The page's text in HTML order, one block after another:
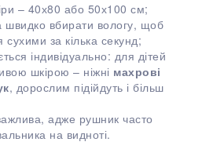
– 40х80 або 50х100 см;
швидко вбирати вологу, щоб
за кілька секунд;
індивідуально: для дітей
шкірою – ніжні махрові
, дорослим підійдуть і більш
адже рушник часто
на видноті.